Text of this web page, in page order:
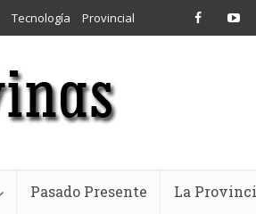
Tecnología Provincial
Pasado Presente La